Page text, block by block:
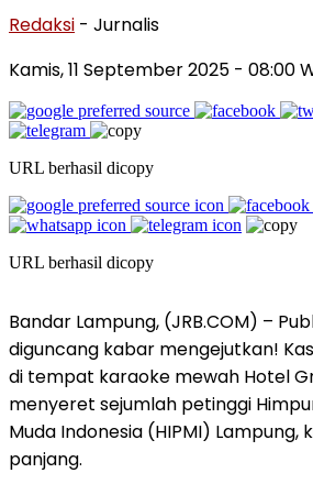
Redaksi - Jurnalis
Kamis, 11 September 2025 - 08:00
URL berhasil dicopy
URL berhasil dicopy
Bandar Lampung, (JRB.COM) –
diguncang kabar mengejutkan!
di tempat karaoke mewah Hotel
menyeret sejumlah petinggi
Muda Indonesia (HIPMI) Lampung,
panjang.